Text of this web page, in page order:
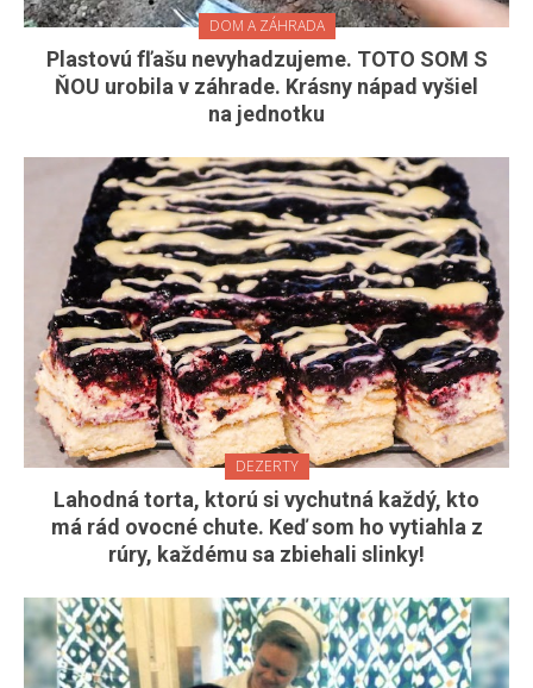
DOM A ZÁHRADA
Plastovú fľašu nevyhadzujeme. TOTO SOM S
ŇOU urobila v záhrade. Krásny nápad vyšiel
na jednotku
DEZERTY
Lahodná torta, ktorú si vychutná každý, kto
má rád ovocné chute. Keď som ho vytiahla z
rúry, každému sa zbiehali slinky!